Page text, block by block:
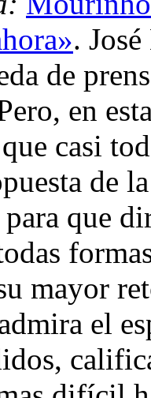
.
de
en
casi
de
que
mayor
el